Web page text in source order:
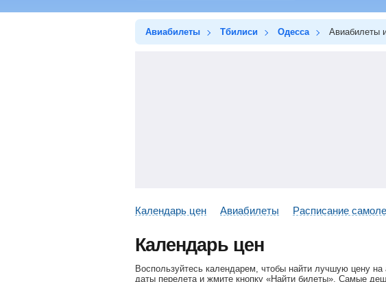
Авиабилеты Тбилиси Одесса Авиабилеты
Календарь цен Авиабилеты Расписание
Календарь цен
Воспользуйтесь календарем, чтобы найти лучшую цену
даты перелета и жмите кнопку «Найти билеты». Самые